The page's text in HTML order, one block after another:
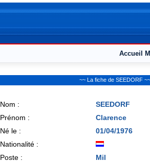
Accueil
~~ La fiche de SEEDORF ~~
Nom : SEEDORF
Prénom :
Clarence
Né le :
01/04/1976
Nationalité :
Poste :
Mil